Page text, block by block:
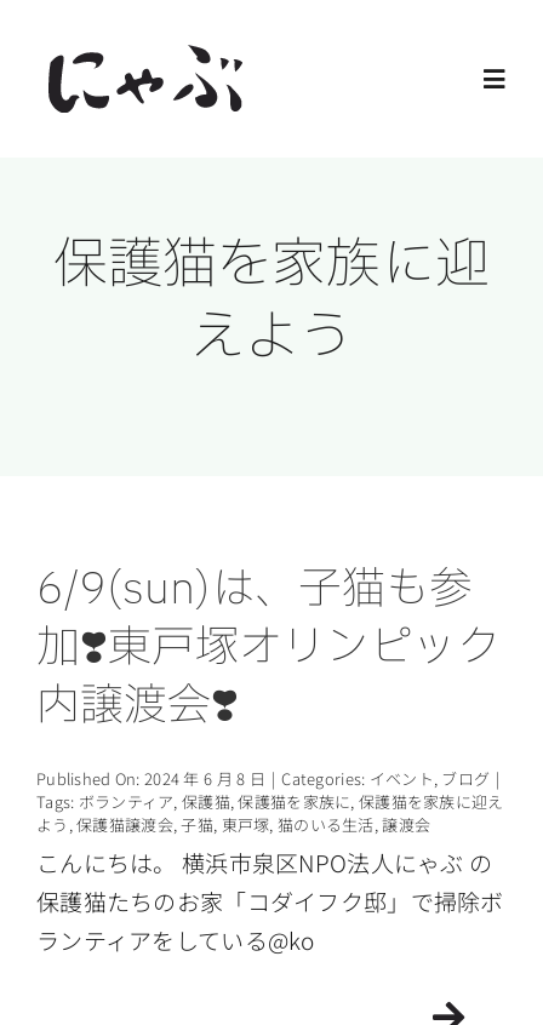
content
保護猫
情報公開
保護猫を家族に迎
えよう
6/9(sun)は、子猫も参
加❣️東戸塚オリンピック
内譲渡会❣️
Published On: 2024 年 6 月 8 日 | Categories: イベント, ブログ |
Tags: ボランティア, 保護猫,保護猫を家族に,保護猫を家族に迎え
よう ,保護猫譲渡会,子猫, 東戸塚,猫のいる生活,譲渡会
こんにちは。 横浜市泉区NPO法人にゃぶ の
保護猫たちのお家「コダイフク邸」で掃除ボ
ランティアをしている@ko